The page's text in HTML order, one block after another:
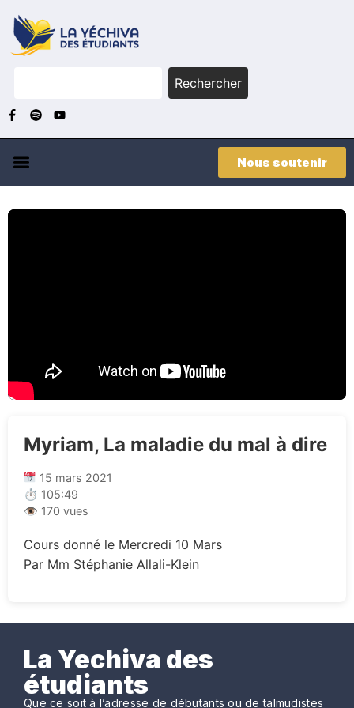
Rechercher
Nous soutenir
Myriam, La maladie du mal à dire
15 mars 2021
⏱ 105:49
👁 170 vues
Cours donné le Mercredi 10 Mars
Par Mm Stéphanie Allali-Klein
La Yechiva des
étudiants
Que ce soit à l’adresse de débutants ou de talmudistes